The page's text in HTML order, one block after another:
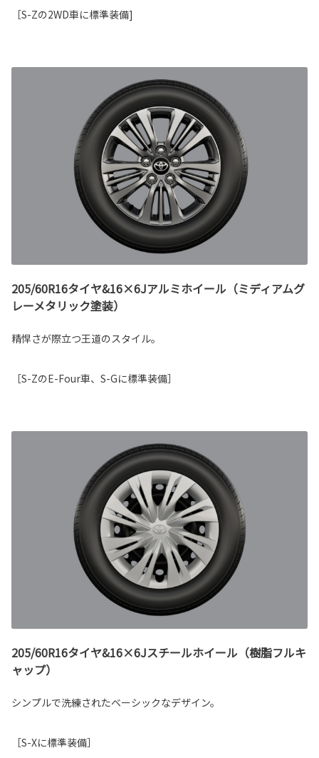
［S-Zの2WD車に標準装備]
205/60R16タイヤ&16×6Jアルミホイール（ミディアムグ
レーメタリック塗装）
精悍さが際立つ王道のスタイル。
［S-ZのE-Four車、S-Gに標準装備］
205/60R16タイヤ&16×6Jスチールホイール（樹脂フルキ
ャップ）
シンプルで洗練されたベーシックなデザイン。
［S-Xに標準装備］